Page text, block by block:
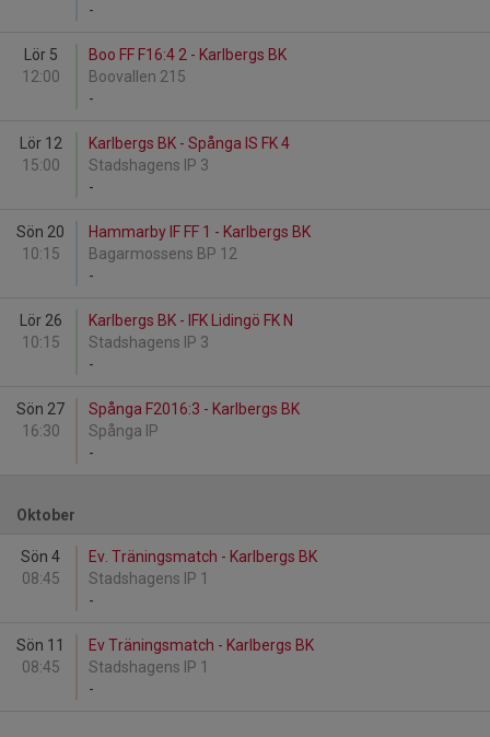
-
Lör 5
12:00
Boo FF F16:4 2 - Karlbergs BK
Boovallen 215
-
Lör 12
15:00
Karlbergs BK - Spånga IS FK 4
Stadshagens IP 3
-
Sön 20
10:15
Hammarby IF FF 1 - Karlbergs BK
Bagarmossens BP 12
-
Lör 26
10:15
Karlbergs BK - IFK Lidingö FK N
Stadshagens IP 3
-
Sön 27
16:30
Spånga F2016:3 - Karlbergs BK
Spånga IP
-
Oktober
Sön 4
08:45
Ev. Träningsmatch - Karlbergs BK
Stadshagens IP 1
-
Sön 11
08:45
Ev Träningsmatch - Karlbergs BK
Stadshagens IP 1
-